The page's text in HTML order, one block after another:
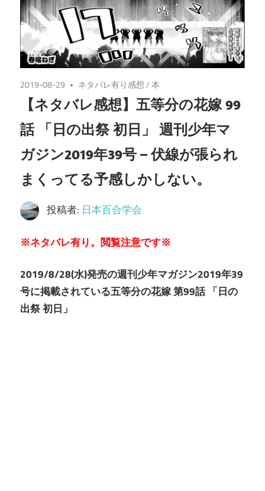
2019-08-29 ネタバレ有り感想/本
【ネタバレ感想】五等分の花嫁 99
話 「日の出祭 初日」 週刊少年マ
ガジン2019年39号 – 伏線が張られ
まくってる予感しかしない。
投稿者: 日本百合学会
※ネタバレ有り。閲覧注意です※
2019/8/28(水)発売の週刊少年マガジン2019年39
号に掲載されている五等分の花嫁 第99話 「日の
出祭 初日」